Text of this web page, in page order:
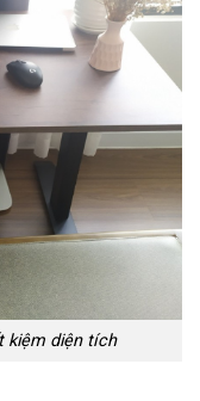
kiệm diện tích